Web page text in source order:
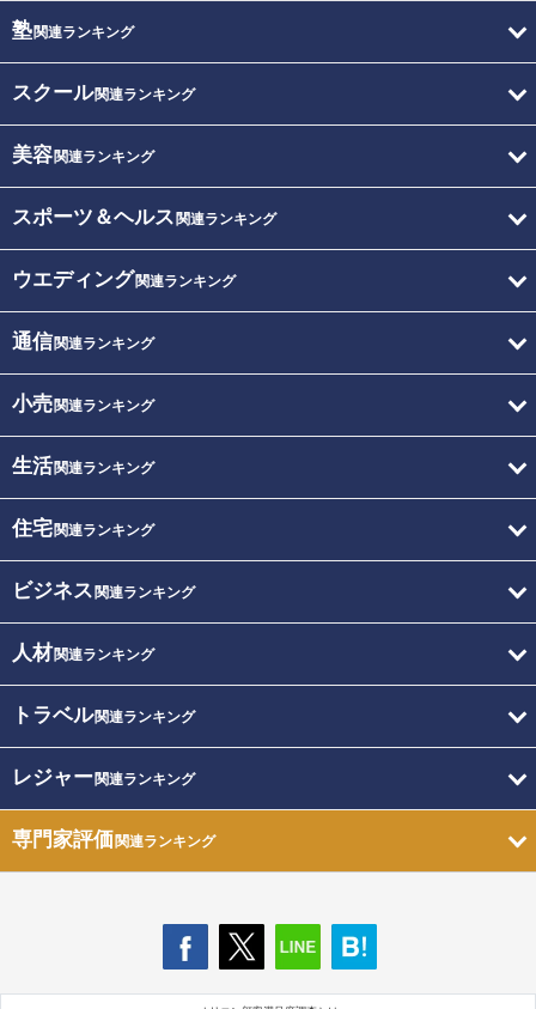
塾関連ランキング
スクール関連ランキング
美容関連ランキング
スポーツ＆ヘルス 関連ランキング
ウエディング関連ランキング
通信関連ランキング
小売関連ランキング
生活関連ランキング
住宅関連ランキング
ビジネス 関連ランキング
人材関連ランキング
トラベル関連ランキング
レジャー関連ランキング
専門家評価関連ランキング